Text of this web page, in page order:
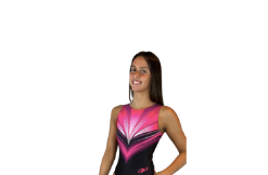
kan
velges
på
produktsiden